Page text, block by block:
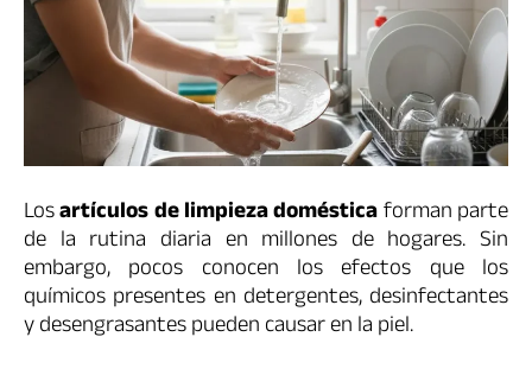
Losartículos de limpieza domésticaforman parte
de la rutina diaria en millones de hogares. Sin
embargo, pocos conocen los efectos que los
químicos presentes en detergentes, desinfectantes
y desengrasantes pueden causar en la piel.